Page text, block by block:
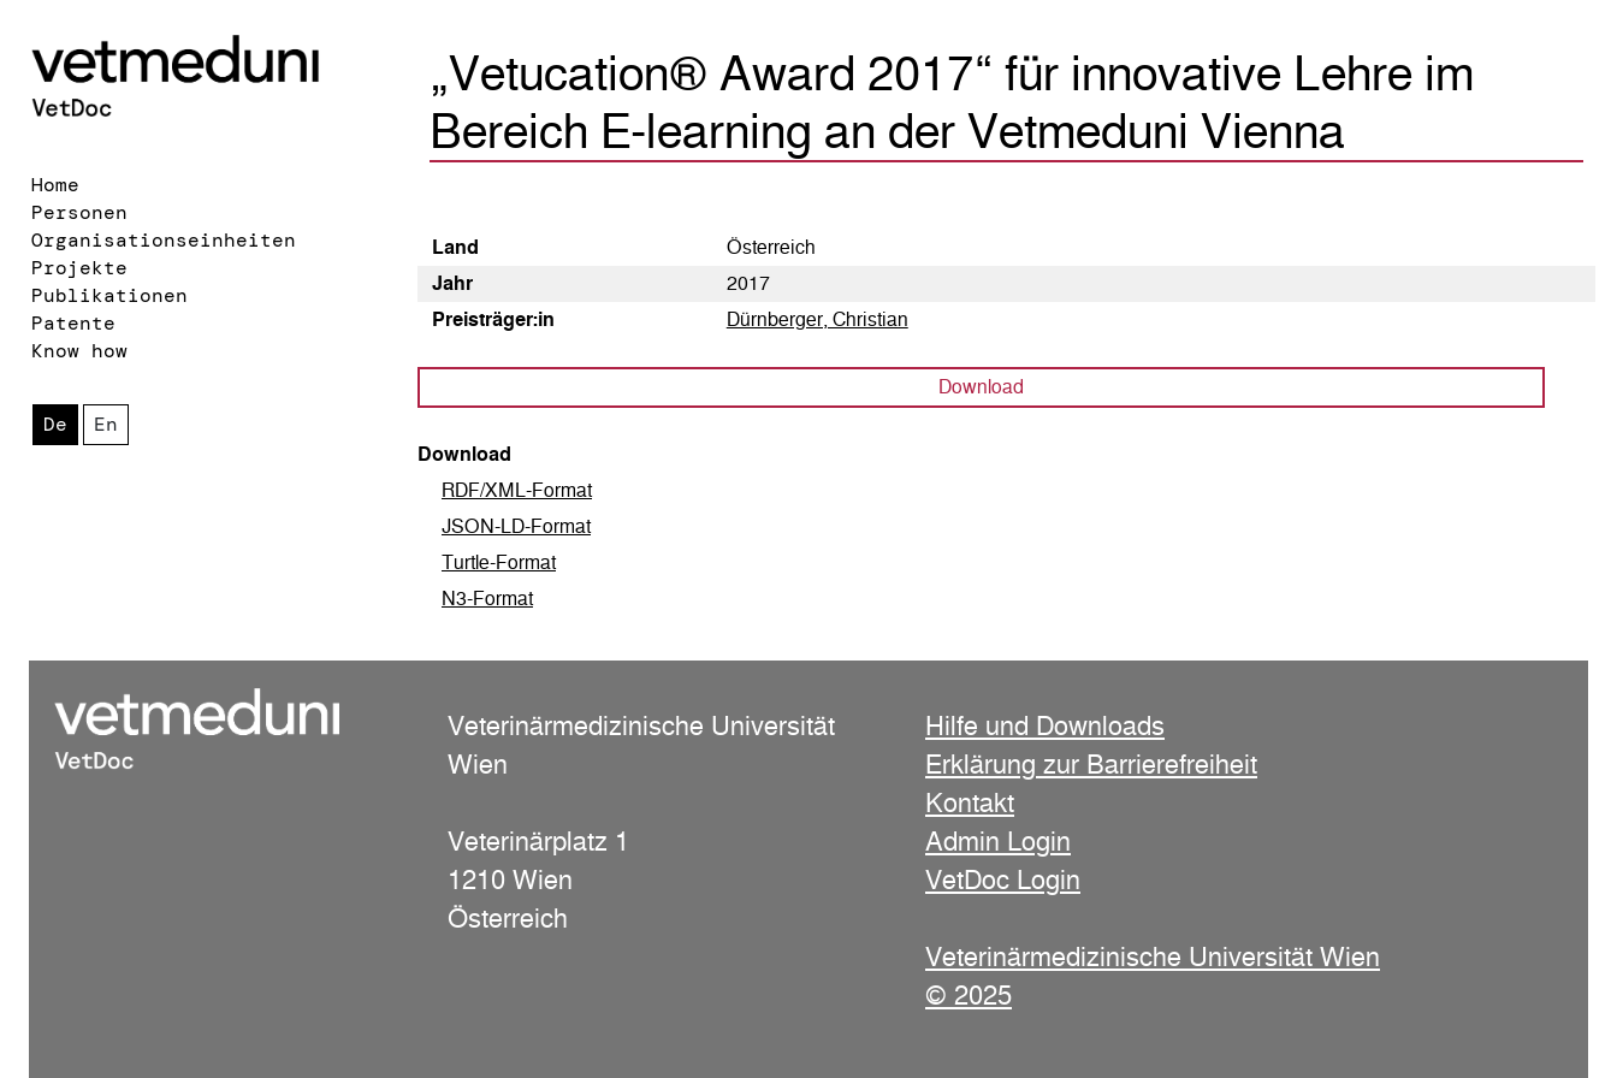
Home
Personen
Organisationseinheiten
Projekte
Publikationen
Patente
Know how
De En
„Vetucation® Award 2017“ für innovative Lehre im
Bereich E-learning an der Vetmeduni Vienna
Land
Österreich
Jahr
2017
Preis­träger:in
Dürnberger, Christian
Download
Download
RDF/XML-Format
JSON-LD-Format
Turtle-Format
N3-Format
Veterinärmedizinische Universität
Wien
Veterinärplatz 1
1210 Wien
Österreich
Hilfe und Downloads
Erklärung zur Barrierefreiheit
Kontakt
Admin Login
VetDoc Login
Veterinärmedizinische Universität Wien
© 2025